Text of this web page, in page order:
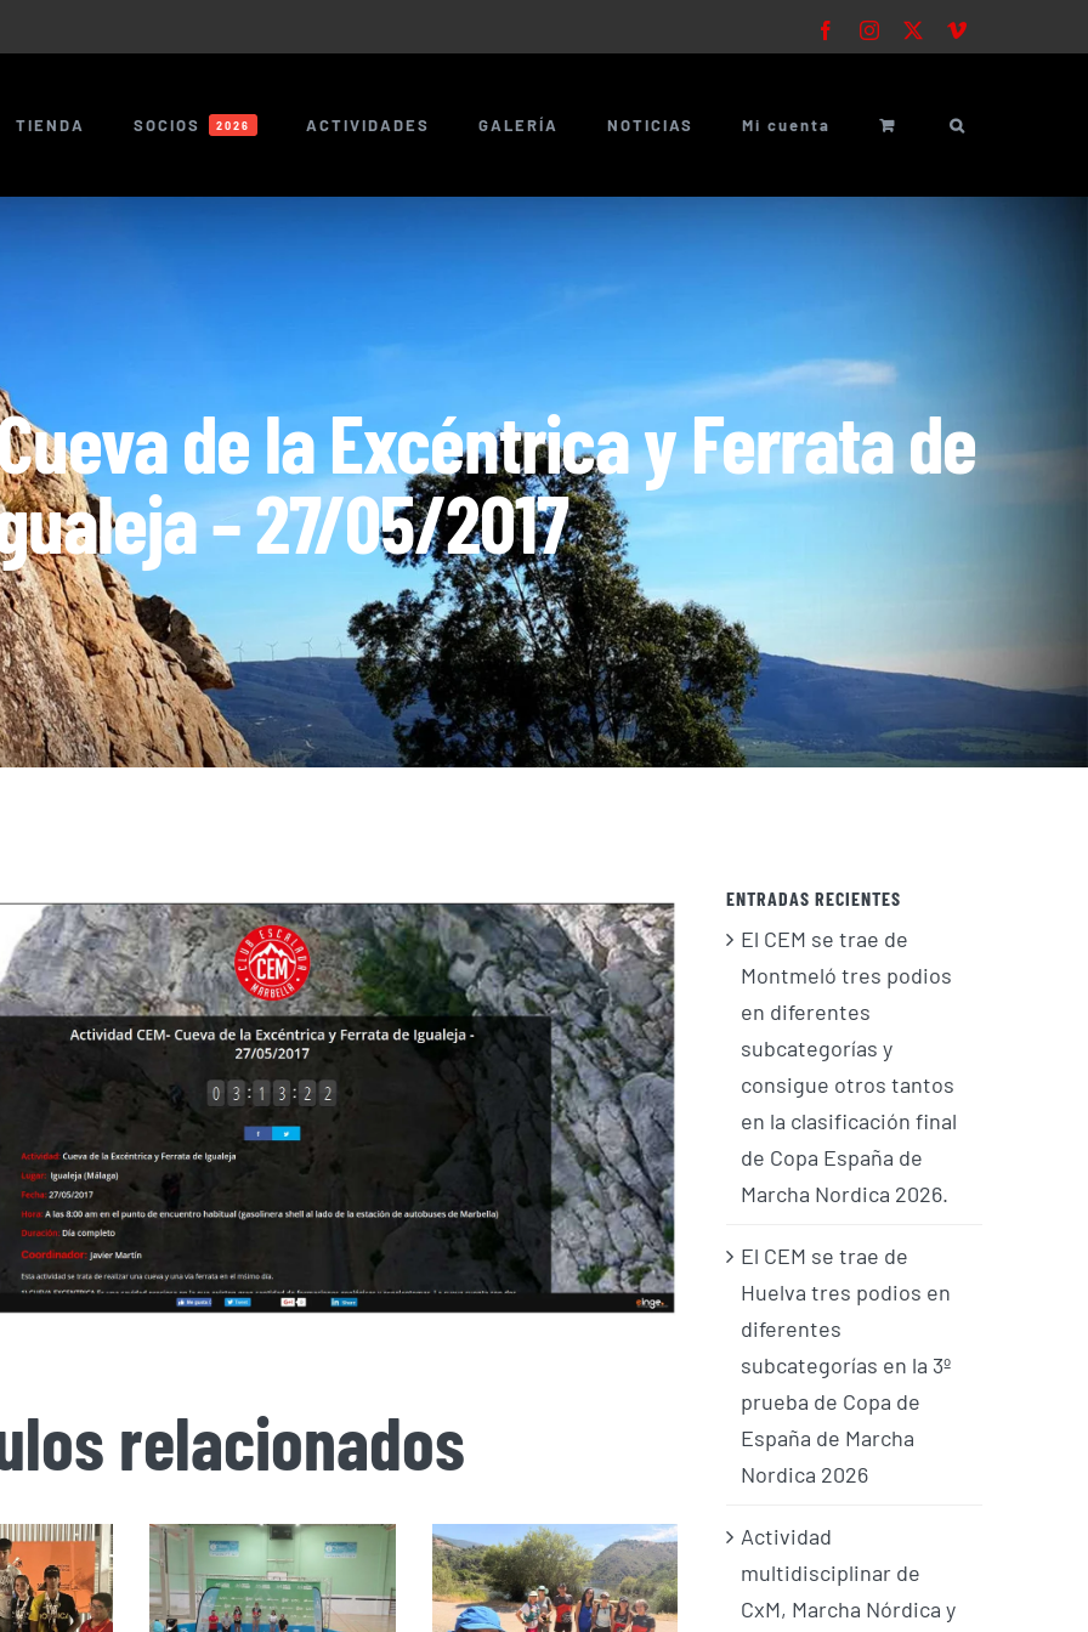
FacebookInstagram Vimeo
TIENDA SOCIOS 2026 ACTIVIDADES GALERÍA NOTICIAS Mi cuenta
de la Excéntrica y Ferrata de
– 27/05/2017
relacionados
ENTRADAS RECIENTES
El CEM se trae de
Montmeló tres podios
en diferentes
subcategorías y
consigue otros tantos
en la clasificación final
de Copa España de
Marcha Nordica 2026.
El CEM se trae de
Huelva tres podios en
diferentes
subcategorías en la 3º
prueba de Copa de
España de Marcha
Nordica 2026
Actividad
multidisciplinar de
CxM, Marcha Nórdica y